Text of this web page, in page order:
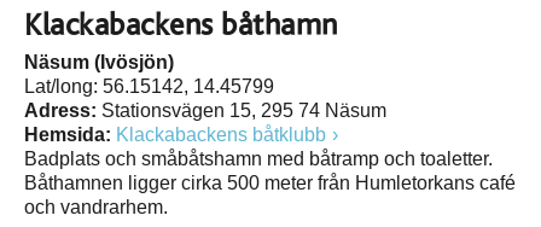
Klackabackens båthamn
Näsum (Ivösjön)
Lat/long: 56.15142, 14.45799
Adress: Stationsvägen 15, 295 74 Näsum
Hemsida: Klackabackens båtklubb
Badplats och småbåtshamn med båtramp och toaletter.
Båthamnen ligger cirka 500 meter från Humletorkans café
och vandrarhem.